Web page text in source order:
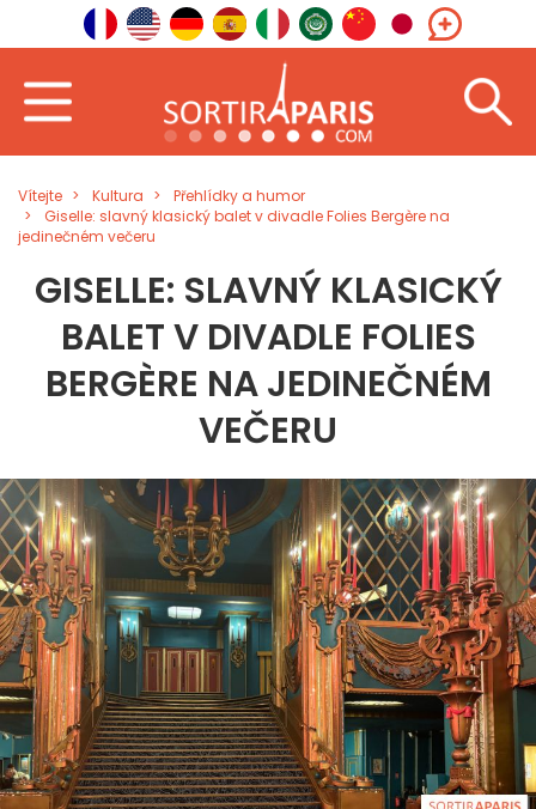
Vítejte Kultura
Přehlídky a humor
Giselle: slavný klasický balet v divadle Folies Bergère na
jedinečném večeru
GISELLE: SLAVNÝ KLASICKÝ
BALET V DIVADLE FOLIES
BERGÈRE NA JEDINEČNÉM
VEČERU